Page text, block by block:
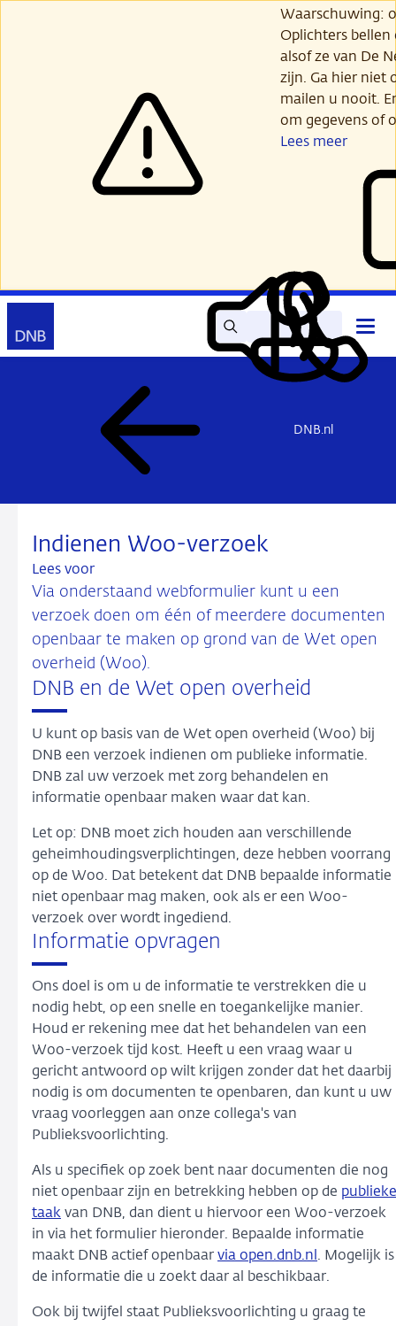
Waarschuwing:
Oplichters
alsof ze van De
zijn. Ga hier niet
mailen u nooit.
om gegevens of
Lees meer
Zoek Lees
voor
Mijn
DNB
Contact
DNB.nl
Indienen Woo-verzoek
Lees voor
Via onderstaand webformulier kunt u een
verzoek doen om één of meerdere documenten
openbaar te maken op grond van de Wet open
overheid (Woo).
DNB en de Wet open overheid
U kunt op basis van de Wet open overheid (Woo) bij
DNB een verzoek indienen om publieke informatie.
DNB zal uw verzoek met zorg behandelen en
informatie openbaar maken waar dat kan.
Let op: DNB moet zich houden aan verschillende
geheimhoudingsverplichtingen, deze hebben voorrang
op de Woo. Dat betekent dat DNB bepaalde informatie
niet openbaar mag maken, ook als er een Woo-
verzoek over wordt ingediend.
Informatie opvragen
Ons doel is om u de informatie te verstrekken die u
nodig hebt, op een snelle en toegankelijke manier.
Houd er rekening mee dat het behandelen van een
Woo-verzoek tijd kost. Heeft u een vraag waar u
gericht antwoord op wilt krijgen zonder dat het daarbij
nodig is om documenten te openbaren, dan kunt u uw
vraag voorleggen aan onze collega's van
Publieksvoorlichting.
Als u specifiek op zoek bent naar documenten die nog
niet openbaar zijn en betrekking hebben op de publieke
taak van DNB, dan dient u hiervoor een Woo-verzoek
in via het formulier hieronder. Bepaalde informatie
maakt DNB actief openbaar via open.dnb.nl. Mogelijk is
de informatie die u zoekt daar al beschikbaar.
Ook bij twijfel staat Publieksvoorlichting u graag te